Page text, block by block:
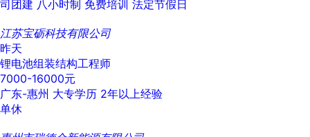
司团建 八小时制 免费培训 法定节假日
江苏宝砺科技有限公司
昨天
锂电池组装结构工程师
7000-16000元
广东-惠州 大专学历 2年以上经验
单休